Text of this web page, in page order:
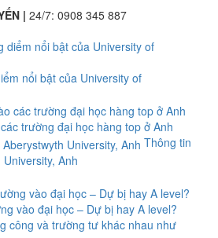
| 24/7: 0908 345 887
nổi bật của University of
trường đại học hàng top ở Anh
Thông tin
Anh
vào đại học – Dự bị hay A level?